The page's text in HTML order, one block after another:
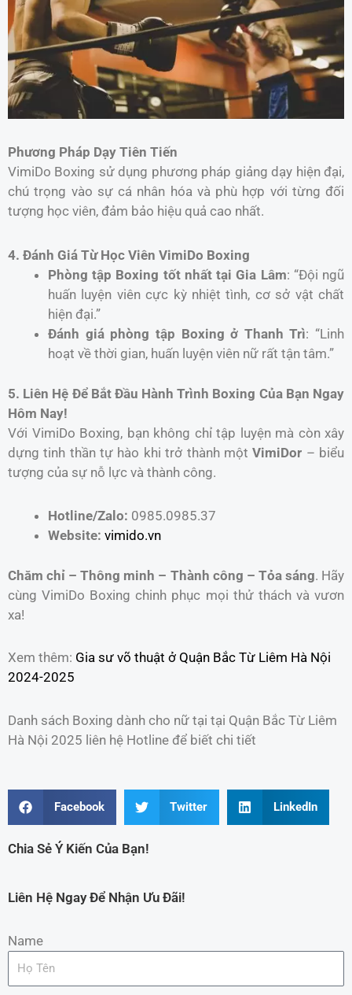
Phương Pháp Dạy Tiên Tiến
VimiDo Boxing sử dụng phương pháp giảng dạy hiện đại,
chú trọng vào sự cá nhân hóa và phù hợp với từng đối
tượng học viên, đảm bảo hiệu quả cao nhất.
4. Đánh Giá Từ Học Viên VimiDo Boxing
Phòng tập Boxing tốt nhất tại Gia Lâm: “Đội ngũ
huấn luyện viên cực kỳ nhiệt tình, cơ sở vật chất
hiện đại.”
Đánh giá phòng tập Boxing ở Thanh Trì: “Linh
hoạt về thời gian, huấn luyện viên nữ rất tận tâm.”
5. Liên Hệ Để Bắt Đầu Hành Trình Boxing Của Bạn Ngay
Hôm Nay!
Với VimiDo Boxing, bạn không chỉ tập luyện mà còn xây
dựng tinh thần tự hào khi trở thành mộtVimiDor – biểu
tượng của sự nỗ lực và thành công.
Hotline/Zalo: 0985.0985.37
Website: vimido.vn
Chăm chỉ – Thông minh – Thành công – Tỏa sáng. Hãy
cùng VimiDo Boxing chinh phục mọi thử thách và vươn
xa!
Xem thêm: Gia sư võ thuật ở Quận Bắc Từ Liêm Hà Nội
2024-2025
Danh sách Boxing dành cho nữ tại tại Quận Bắc Từ Liêm
Hà Nội 2025 liên hệ Hotline để biết chi tiết
Facebook Twitter LinkedIn
Chia Sẻ Ý Kiến Của Bạn!
Liên Hệ Ngay Để Nhận Ưu Đãi!
Name